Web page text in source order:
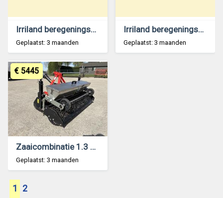
Irriland beregeningshaspel nieuw
Geplaatst: 3 maanden
Irriland beregeningshaspel 75/250
Geplaatst: 3 maanden
Zaaicombinatie 1.3 mtr
Geplaatst: 3 maanden
€ 5445
1 2